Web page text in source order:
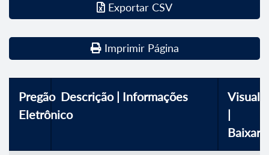
Exportar CSV
Imprimir Página
Pregão
Eletrônico
Descrição | Informações
|
Baixar